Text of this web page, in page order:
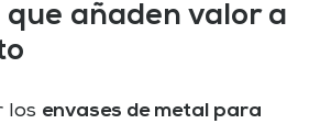
que añaden valor a
los envases de metal para